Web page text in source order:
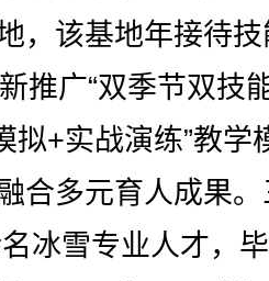
，该基地年接待
推广“双季节双技
拟+实战演练”教学
合多元育人成果
冰雪专业人才，